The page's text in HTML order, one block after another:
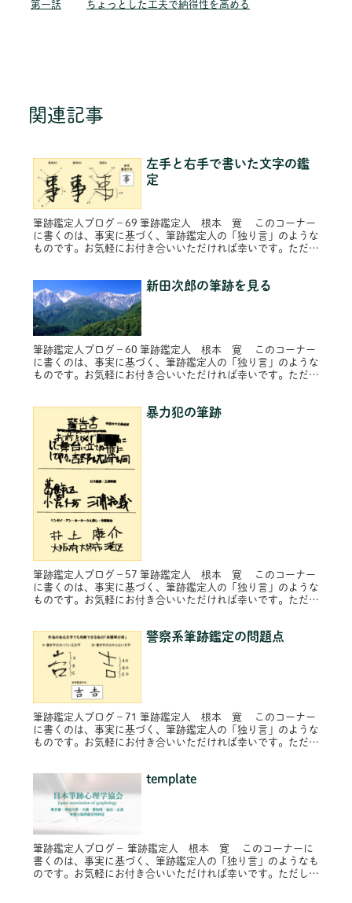
第一話 ちょっとした工夫で納得性を高める
関連記事
左手と右手で書いた文字の鑑
定
筆跡鑑定人ブログ－69 筆跡鑑定人 根本 寛 このコーナー
に書くのは、事実に基づく、筆跡鑑定人の「独り言」のような
ものです。お気軽にお付き合いいただければ幸いです。ただ
新田次郎の筆跡を見る
筆跡鑑定人ブログ－60 筆跡鑑定人 根本 寛 このコーナー
に書くのは、事実に基づく、筆跡鑑定人の「独り言」のような
ものです。お気軽にお付き合いいただければ幸いです。ただ
暴力犯の筆跡
筆跡鑑定人ブログ－57 筆跡鑑定人 根本 寛 このコーナー
に書くのは、事実に基づく、筆跡鑑定人の「独り言」のような
ものです。お気軽にお付き合いいただければ幸いです。ただ
警察系筆跡鑑定の問題点
筆跡鑑定人ブログ－71 筆跡鑑定人 根本 寛 このコーナー
に書くのは、事実に基づく、筆跡鑑定人の「独り言」のような
ものです。お気軽にお付き合いいただければ幸いです。ただ
template
筆跡鑑定人ブログ－ 筆跡鑑定人 根本 寛 このコーナーに
書くのは、事実に基づく、筆跡鑑定人の「独り言」のようなも
のです。お気軽にお付き合いいただければ幸いです。ただし、